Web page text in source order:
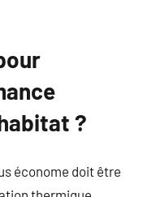
?
économe doit être